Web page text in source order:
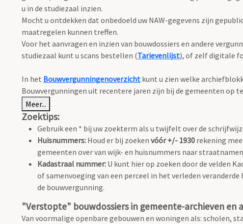
u in de studiezaal inzien.
Mocht u ontdekken dat onbedoeld uw NAW-gegevens zijn
maatregelen kunnen treffen.
Voor het aanvragen en inzien van bouwdossiers en andere
studiezaal kunt u scans bestellen (Tarievenlijst), of zelf digitale
In het Bouwvergunningenoverzicht kunt u zien welke
Bouwvergunningen uit recentere jaren zijn bij de gemeenten op
Meer...
Zoektips:
Gebruik een * bij uw zoekterm als u twijfelt over de
Huisnummers: Houd er bij zoeken vóór +/- 1930 rekening
gemeenten over van wijk- en huisnummers naar
Kadastraal nummer: U kunt hier op zoeken door de velden
of samenvoeging van een perceel in het verleden
de bouwvergunning.
"Verstopte" bouwdossiers in gemeente-archieven en
Van voormalige openbare gebouwen en woningen als: scholen,